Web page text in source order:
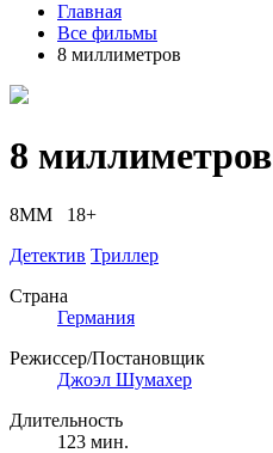
Главная
Все фильмы
8 миллиметров
8 миллиметров
8MM 18+
Детектив Триллер
Страна
Германия
Режиссер/Постановщик
Джоэл Шумахер
Длительность
123 мин.